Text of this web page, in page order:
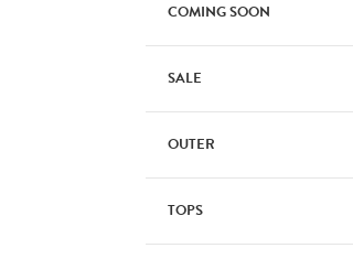
COMING SOON
SALE
OUTER
TOPS